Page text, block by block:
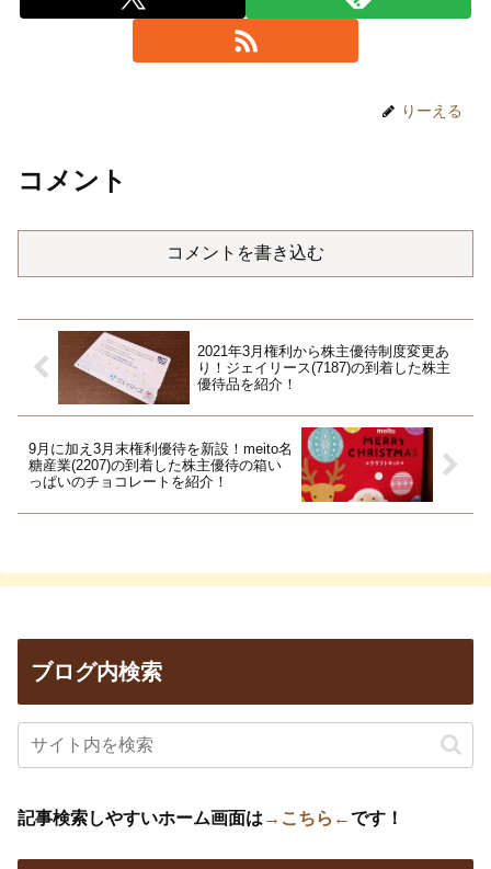
りーえる
コメント
コメントを書き込む
2021年3月権利から株主優待制度変更あ
り！ジェイリース(7187)の到着した株主
優待品を紹介！
9月に加え3月末権利優待を新設！meito名
糖産業(2207)の到着した株主優待の箱い
っぱいのチョコレートを紹介！
ブログ内検索
記事検索しやすいホーム画面は →こちら←です！